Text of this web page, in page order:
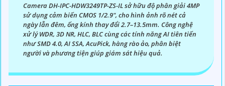
Camera DH-IPC-HDW3249TP-ZS-IL sở hữu độ phân giải 4MP
sử dụng cảm biến CMOS 1/2.9", cho hình ảnh rõ nét cả
ngày lẫn đêm, ống kính thay đổi 2.7–13.5mm. Công nghệ
xử lý WDR, 3D NR, HLC, BLC cùng các tính năng AI tiên tiến
như SMD 4.0, AI SSA, AcuPick, hàng rào ảo, phân biệt
người và phương tiện giúp giám sát hiệu quả.